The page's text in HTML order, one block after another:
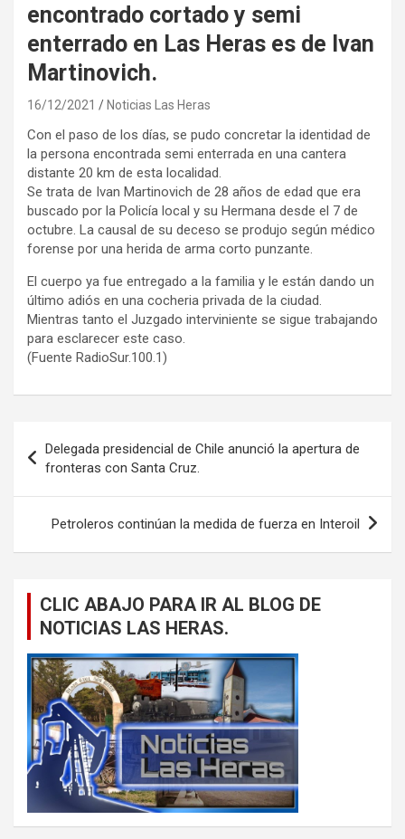
encontrado cortado y semi
enterrado en Las Heras es de Ivan
Martinovich.
16/12/2021 Noticias Las Heras
Con el paso de los días, se pudo concretar la identidad de
la persona encontrada semi enterrada en una cantera
distante 20 km de esta localidad.
Se trata de Ivan Martinovich de 28 años de edad que era
buscado por la Policía local y su Hermana desde el 7 de
octubre. La causal de su deceso se produjo según médico
forense por una herida de arma corto punzante.
El cuerpo ya fue entregado a la familia y le están dando un
último adiós en una cocheria privada de la ciudad.
Mientras tanto el Juzgado interviniente se sigue trabajando
para esclarecer este caso.
(Fuente RadioSur.100.1)
de
entradas
Delegada presidencial de Chile anunció la apertura de
fronteras con Santa Cruz.
Petroleros continúan la medida de fuerza en Interoil
CLIC ABAJO PARA IR AL BLOG DE
NOTICIAS LAS HERAS.